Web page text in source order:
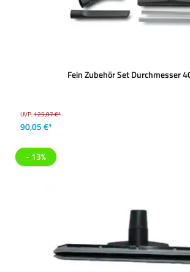
Fein Zubehör Set Durchmesser
UVP:125,07 €*
90,05 €*
- 13%